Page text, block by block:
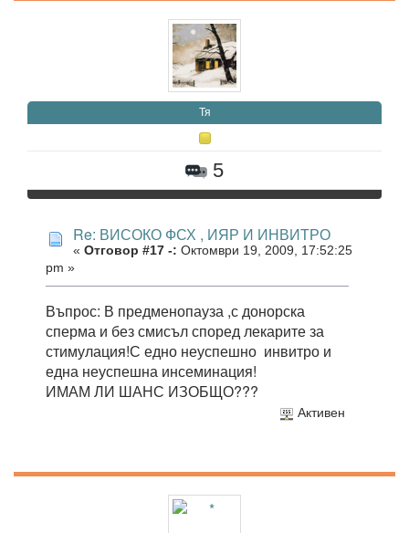
Тя
5
Re: ВИСОКО ФСХ , ИЯР И ИНВИТРО
« Отговор #17 -: Октомври 19, 2009, 17:52:25
pm »
Въпрос: В предменопауза ,с донорска
сперма и без смисъл според лекарите за
стимулация!С едно неуспешно инвитро и
една неуспешна инсеминация!
ИМАМ ЛИ ШАНС ИЗОБЩО???
Активен